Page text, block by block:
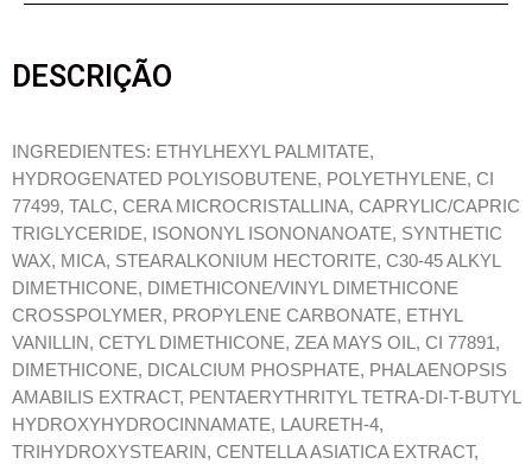
DESCRIÇÃO
INGREDIENTES: ETHYLHEXYL PALMITATE,
HYDROGENATED POLYISOBUTENE, POLYETHYLENE, CI
77499, TALC, CERA MICROCRISTALLINA, CAPRYLIC/CAPRIC
TRIGLYCERIDE, ISONONYL ISONONANOATE, SYNTHETIC
WAX, MICA, STEARALKONIUM HECTORITE, C30-45 ALKYL
DIMETHICONE, DIMETHICONE/VINYL DIMETHICONE
CROSSPOLYMER, PROPYLENE CARBONATE, ETHYL
VANILLIN, CETYL DIMETHICONE, ZEA MAYS OIL, CI 77891,
DIMETHICONE, DICALCIUM PHOSPHATE, PHALAENOPSIS
AMABILIS EXTRACT, PENTAERYTHRITYL TETRA-DI-T-BUTYL
HYDROXYHYDROCINNAMATE, LAURETH-4,
TRIHYDROXYSTEARIN, CENTELLA ASIATICA EXTRACT,